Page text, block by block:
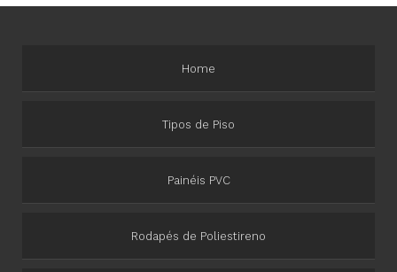
Home
Tipos de Piso
Painéis PVC
Rodapés de Poliestireno